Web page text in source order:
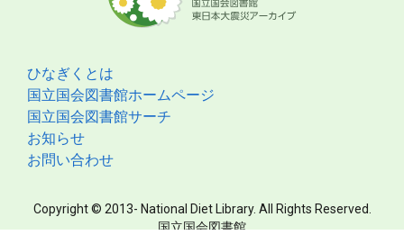
ひなぎくとは
国立国会図書館ホームページ
国立国会図書館サーチ
お知らせ
お問い合わせ
Copyright © 2013- National Diet Library. All Rights Reserved.